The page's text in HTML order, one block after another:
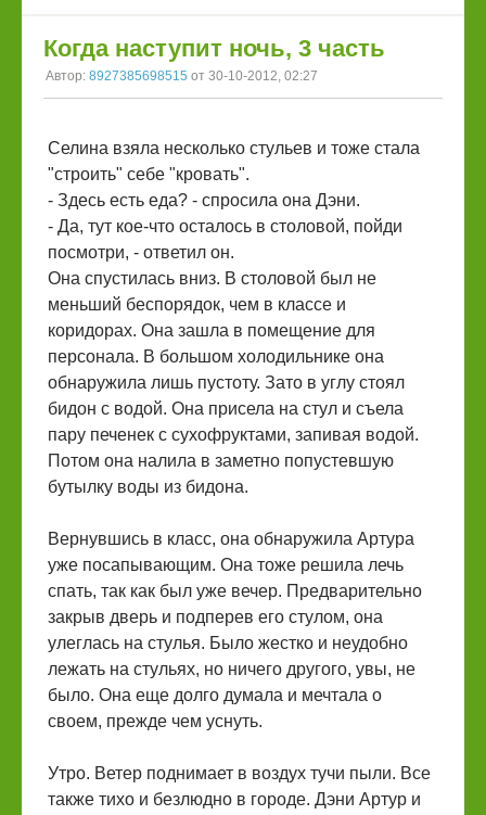
Когда наступит ночь, 3 часть
Автор: 8927385698515 от 30-10-2012, 02:27
Селина взяла несколько стульев и тоже стала
"строить" себе "кровать".
- Здесь есть еда? - спросила она Дэни.
- Да, тут кое-что осталось в столовой, пойди
посмотри, - ответил он.
Она спустилась вниз. В столовой был не
меньший беспорядок, чем в классе и
коридорах. Она зашла в помещение для
персонала. В большом холодильнике она
обнаружила лишь пустоту. Зато в углу стоял
бидон с водой. Она присела на стул и съела
пару печенек с сухофруктами, запивая водой.
Потом она налила в заметно попустевшую
бутылку воды из бидона.
Вернувшись в класс, она обнаружила Артура
уже посапывающим. Она тоже решила лечь
спать, так как был уже вечер. Предварительно
закрыв дверь и подперев его стулом, она
улеглась на стулья. Было жестко и неудобно
лежать на стульях, но ничего другого, увы, не
было. Она еще долго думала и мечтала о
своем, прежде чем уснуть.
Утро. Ветер поднимает в воздух тучи пыли. Все
также тихо и безлюдно в городе. Дэни Артур и